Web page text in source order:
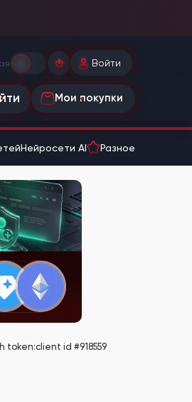
Войти
Мои покупки
Нейросети AI Разное
token:client id #918559